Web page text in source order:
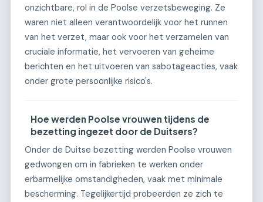
onzichtbare, rol in de Poolse verzetsbeweging. Ze
waren niet alleen verantwoordelijk voor het runnen
van het verzet, maar ook voor het verzamelen van
cruciale informatie, het vervoeren van geheime
berichten en het uitvoeren van sabotageacties, vaak
onder grote persoonlijke risico's.
Hoe werden Poolse vrouwen tijdens de
bezetting ingezet door de Duitsers?
Onder de Duitse bezetting werden Poolse vrouwen
gedwongen om in fabrieken te werken onder
erbarmelijke omstandigheden, vaak met minimale
bescherming. Tegelijkertijd probeerden ze zich te